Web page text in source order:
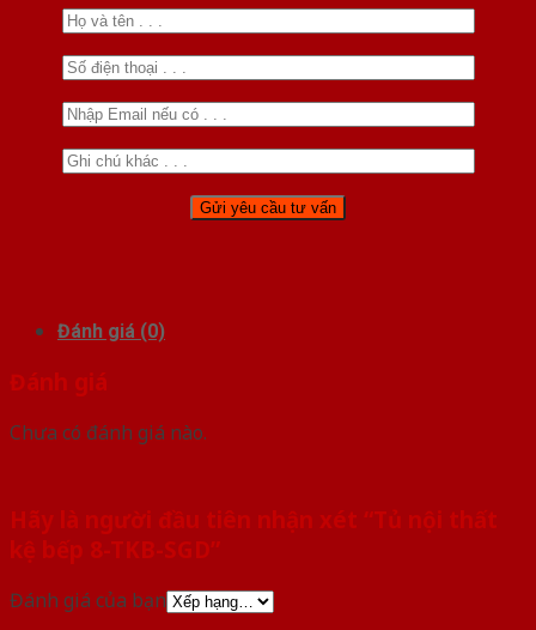
Đánh giá (0)
Đánh giá
Chưa có đánh giá nào.
Hãy là người đầu tiên nhận xét “Tủ nội thất
kệ bếp 8-TKB-SGD”
Đánh giá của bạn